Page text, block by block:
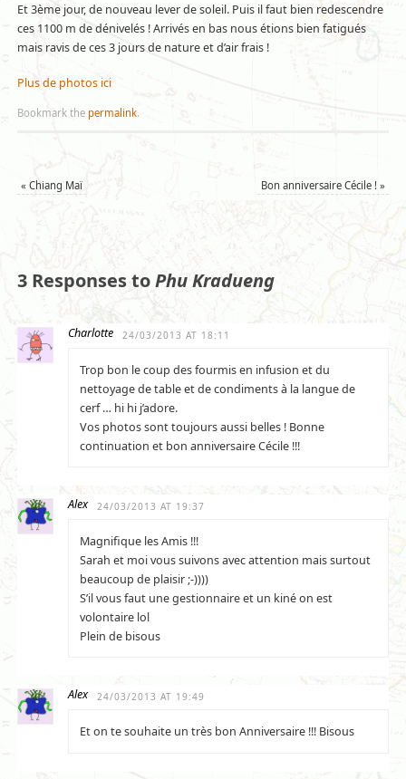
Et 3ème jour, de nouveau lever de soleil. Puis il faut bien redescendre
ces 1100 m de dénivelés ! Arrivés en bas nous étions bien fatigués
mais ravis de ces 3 jours de nature et d’air frais !
Plus de photos ici
Bookmark the permalink.
« Chiang Maï Bon anniversaire Cécile !»
3 Responses toPhu Kradueng
Charlotte 24/03/2013 AT 18:11
Trop bon le coup des fourmis en infusion et du
nettoyage de table et de condiments à la langue de
cerf … hi hi j’adore.
Vos photos sont toujours aussi belles ! Bonne
continuation et bon anniversaire Cécile !!!
Alex 24/03/2013 AT 19:37
Magnifique les Amis !!!
Sarah et moi vous suivons avec attention mais surtout
beaucoup de plaisir ;-))))
S’il vous faut une gestionnaire et un kiné on est
volontaire lol
Plein de bisous
Alex 24/03/2013 AT 19:49
Et on te souhaite un très bon Anniversaire !!! Bisous